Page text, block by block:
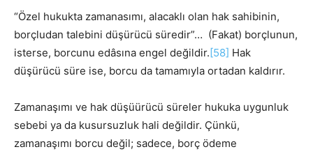
“Özel hukukta zamanasımı, alacaklı olan hak sahibinin,
borçludan talebini düşürücü süredir”… (Fakat) borçlunun,
isterse, borcunu edâsına engel değildir. [58] Hak
düşürücü süre ise, borcu da tamamıyla ortadan kaldırır.
Zamanaşımı ve hak düşüürücü süreler hukuka uygunluk
sebebi ya da kusursuzluk hali değildir. Çünkü,
zamanaşımı borcu değil; sadece, borç ödeme